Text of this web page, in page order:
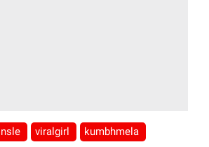
viralgirl kumbhmela